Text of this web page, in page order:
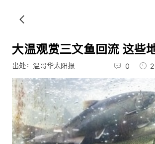
大温观赏三文鱼回流 这些
出处：温哥华太阳报 0